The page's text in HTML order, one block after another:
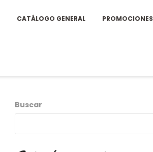
CATÁLOGO GENERAL PROMOCIONES
Buscar